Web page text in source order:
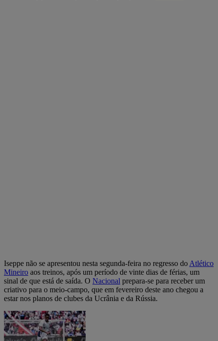
Iseppe não se apresentou nesta segunda-feira no regresso do Atlético
Mineiro aos treinos, após um período de vinte dias de férias, um
sinal de que está de saída. O Nacional prepara-se para receber um
criativo para o meio-campo, que em fevereiro deste ano chegou a
estar nos planos de clubes da Ucrânia e da Rússia.